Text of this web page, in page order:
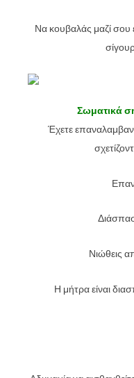
Να κουβαλάς μαζί σου
Σωματικά
Έχετε
Νιώθεις
Η μήτρα είναι